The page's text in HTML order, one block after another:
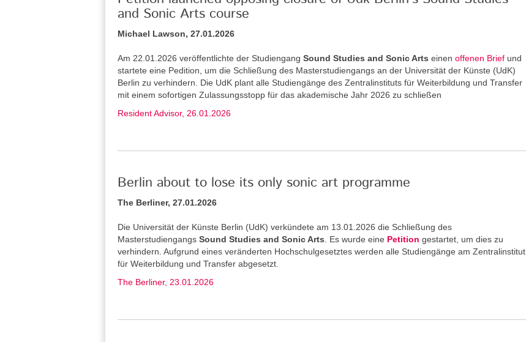
and Sonic Arts course
Michael Lawson, 27.01.2026
Am 22.01.2026 veröffentlichte der Studiengang Sound Studies and Sonic Arts einen offenen Brief und
startete eine Pedition, um die Schließung des Masterstudiengangs an der Universität der Künste (UdK)
Berlin zu verhindern. Die UdK plant alle Studiengänge des Zentralinstituts für Weiterbildung und Transfer
mit einem sofortigen Zulassungsstopp für das akademische Jahr 2026 zu schließen
Resident Advisor, 26.01.2026
Berlin about to lose its only sonic art programme
The Berliner, 27.01.2026
Die Universität der Künste Berlin (UdK) verkündete am 13.01.2026 die Schließung des
Masterstudiengangs Sound Studies and Sonic Arts . Es wurde eine Petition gestartet, um dies zu
verhindern. Aufgrund eines veränderten Hochschulgesetztes werden alle Studiengänge am Zentralinstitut
für Weiterbildung und Transfer abgesetzt.
The Berliner, 23.01.2026